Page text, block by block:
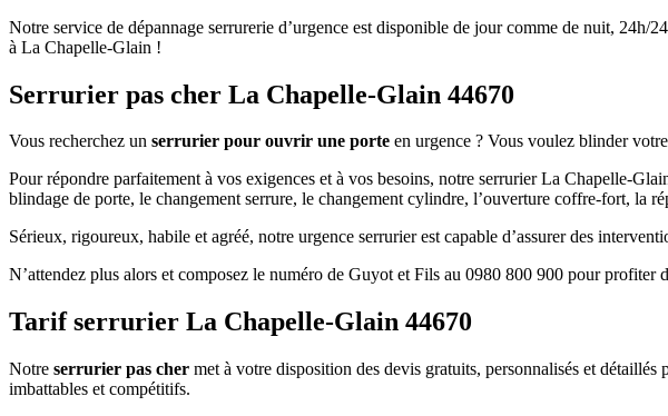
Notre service de dépannage serrurerie d’urgence est disponible de jour comme de nuit,
à La Chapelle-Glain !
Serrurier pas cher La Chapelle-Glain 44670
Vous recherchez un serrurier pour ouvrir une porte en urgence ? Vous voulez blinder
Pour répondre parfaitement à vos exigences et à vos besoins, notre serrurier La Chapelle-
blindage de porte, le changement serrure, le changement cylindre, l’ouverture coffre-fort, la
Sérieux, rigoureux, habile et agréé, notre urgence serrurier est capable d’assurer des
N’attendez plus alors et composez le numéro de Guyot et Fils au 0980 800 900 pour profiter
Tarif serrurier La Chapelle-Glain 44670
Notre serrurier pas cher met à votre disposition des devis gratuits, personnalisés et détaillés
imbattables et compétitifs.